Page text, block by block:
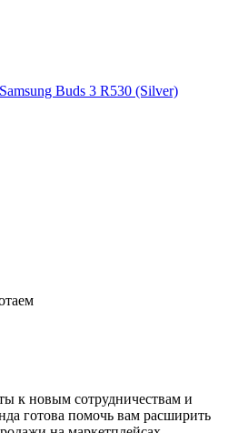
Buds 3 R530 (Silver)
к новым сотрудничествам и
готова помочь вам расширить